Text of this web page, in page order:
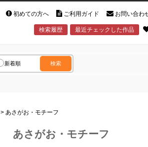
初めての方へ ご利用ガイド お問い合わ
検索履歴 最近チェックした作品
新着順 検索
> あさがお・モチーフ
あさがお・モチーフ